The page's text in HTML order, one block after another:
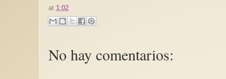
at 1:02
No hay comentarios: